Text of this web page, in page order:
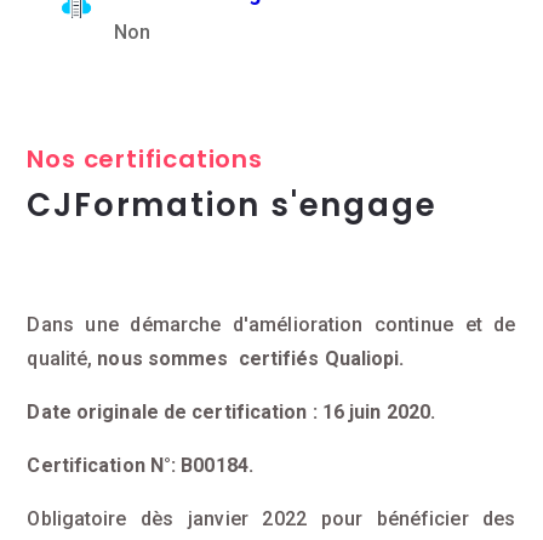
Non
Nos certifications
CJFormation s'engage
Dans une démarche d'amélioration continue et de
qualité, nous sommes certifiés Qualiopi.
Date originale de certification : 16 juin 2020.
Certification N°: B00184.
Obligatoire dès janvier 2022 pour bénéficier des